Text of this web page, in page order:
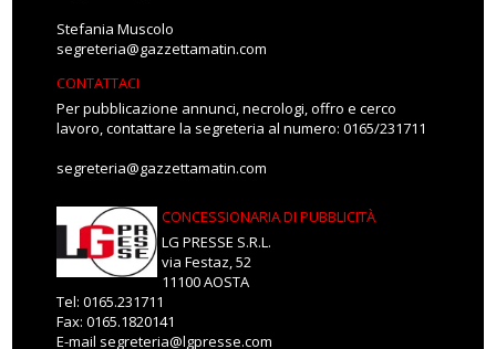
Stefania Muscolo
segreteria@gazzettamatin.com
CONTATTACI
Per pubblicazione annunci, necrologi, offro e cerco
lavoro, contattare la segreteria al numero: 0165/231711
segreteria@gazzettamatin.com
CONCESSIONARIA DI PUBBLICITÀ
LG PRESSE S.R.L.
via Festaz, 52
11100 AOSTA
Tel: 0165.231711
Fax: 0165.1820141
E-mail segreteria@lgpresse.com